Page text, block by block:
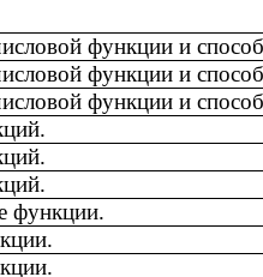
функции и
функции и
функции и
функции.